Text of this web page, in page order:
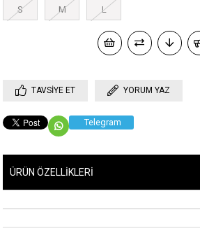
S M L
TAVSIYE ET YORUM YAZ
Telegram
ÜRÜN ÖZELLIKLERI